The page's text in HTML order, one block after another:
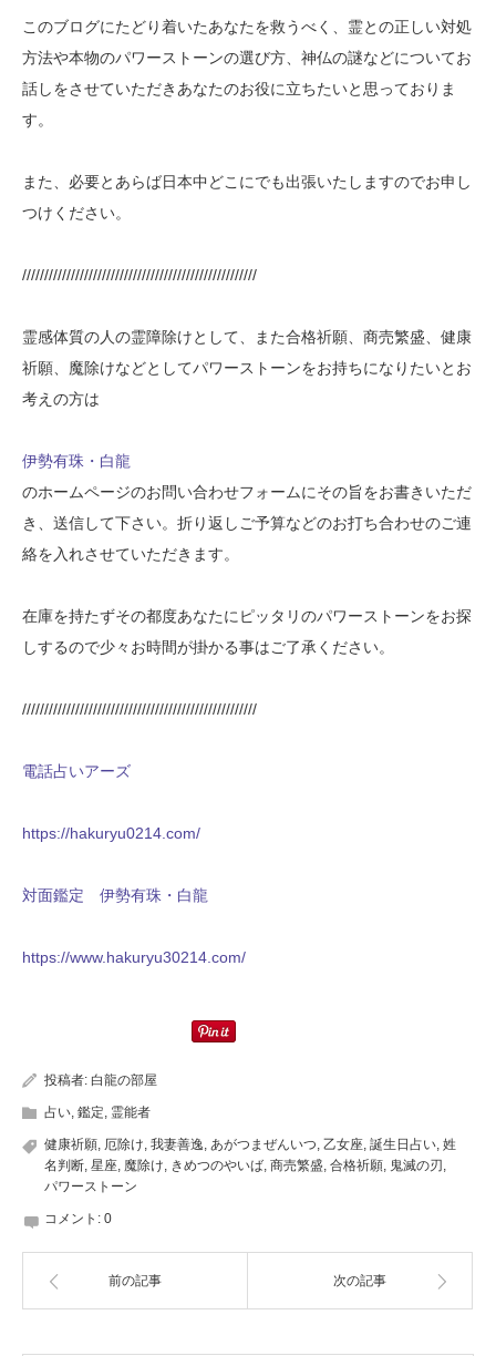
このブログにたどり着いたあなたを救うべく、霊との正しい対処
方法や本物のパワーストーンの選び方、神仏の謎などについてお
話しをさせていただきあなたのお役に立ちたいと思っておりま
す。
また、必要とあらば日本中どこにでも出張いたしますのでお申し
つけください。
/////////////////////////////////////////////////////
霊感体質の人の霊障除けとして、また合格祈願、商売繁盛、健康
祈願、魔除けなどとしてパワーストーンをお持ちになりたいとお
考えの方は
伊勢有珠・白龍
のホームページのお問い合わせフォームにその旨をお書きいただ
き、送信して下さい。折り返しご予算などのお打ち合わせのご連
絡を入れさせていただきます。
在庫を持たずその都度あなたにピッタリのパワーストーンをお探
しするので少々お時間が掛かる事はご了承ください。
/////////////////////////////////////////////////////
電話占いアーズ
https://hakuryu0214.com/
対面鑑定 伊勢有珠・白龍
https://www.hakuryu30214.com/
投稿者: 白龍の部屋
占い 鑑定 霊能者
健康祈願 厄除け 我妻善逸 あがつまぜんいつ 乙女座 誕生日占い 姓
名判断 星座 魔除け きめつのやいば 商売繁盛 合格祈願 鬼滅の刃
パワーストーン
コメント: 0
前の記事 次の記事